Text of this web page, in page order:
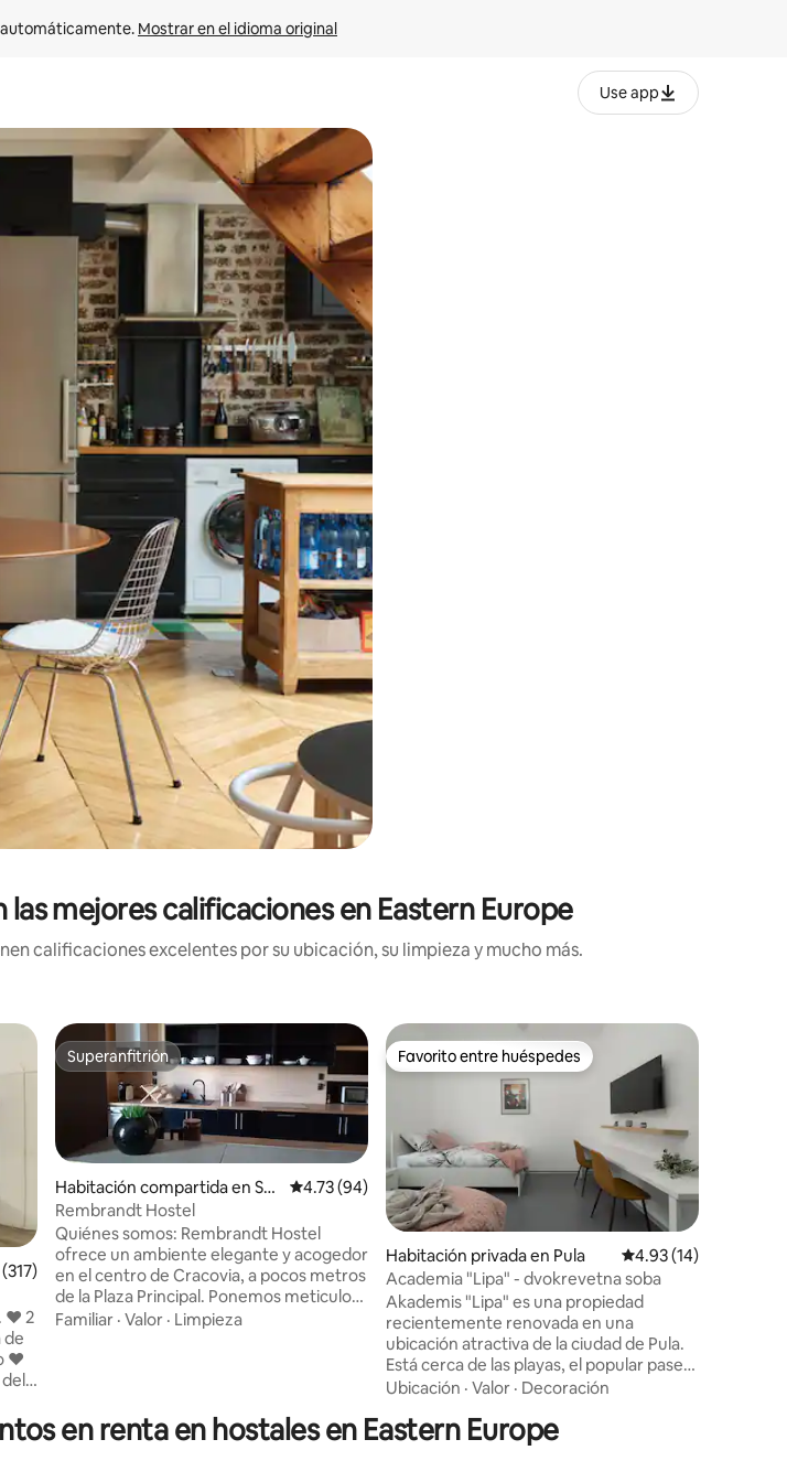
Mostrar en el idioma original
Use app
flechas hacia arriba y hacia abajo, o bien tocando y deslizando la pantalla.
mejores calificaciones en Eastern Europe
calificaciones excelentes por su ubicación, su limpieza y mucho más.
promedio: 4.77 de 5; 317 evaluaciones
❤ 2
de
❤
Superanfitrión
Superanfitrión
Habitación compartida en Sta
re Miasto
Calificación promedio: 4.73 de 5; 94 evaluaciones
4.73 (94)
Rembrandt Hostel
Quiénes somos: Rembrandt Hostel
ofrece un ambiente elegante y acogedor
en el centro de Cracovia, a pocos metros
de la Plaza Principal. Ponemos meticulosa
atención a la comodidad de los
encanto artístico con la hospitalidad
moderna. Importante: Estás reservando
Familiar · Valor · Limpieza
Favorito entre huéspedes
Favorito entre huéspedes
Habitación privada en Pula Calificación
4.93 (14)
Academia "Lipa" - dvokrevetna soba
Akademis "Lipa" es una propiedad
recientemente renovada en una
ubicación atractiva de la ciudad de Pula.
Está cerca de las playas, el popular paseo
marítimo de Lungomare, las piscinas de
lugares históricos de la ciudad de Pula.
Cuenta con habitaciones
Ubicación · Valor · Decoración
en renta en hostales en Eastern Europe